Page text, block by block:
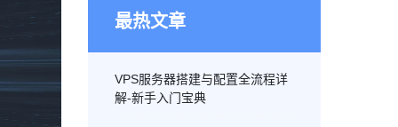
最热文章
VPS服务器搭建与配置全流程详
解-新手入门宝典